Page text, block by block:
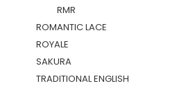
RMR
ROMANTIC LACE
ROYALE
SAKURA
TRADITIONAL ENGLISH